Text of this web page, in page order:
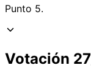
Punto 5.
Votación